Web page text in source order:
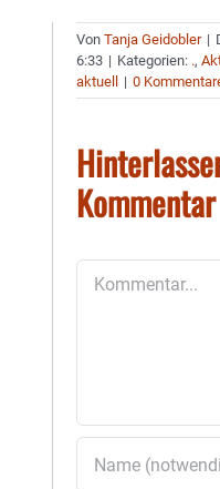
VonTanja Geidobler |
6:33 | Kategorien: .,
aktuell
| 0
Kommentar